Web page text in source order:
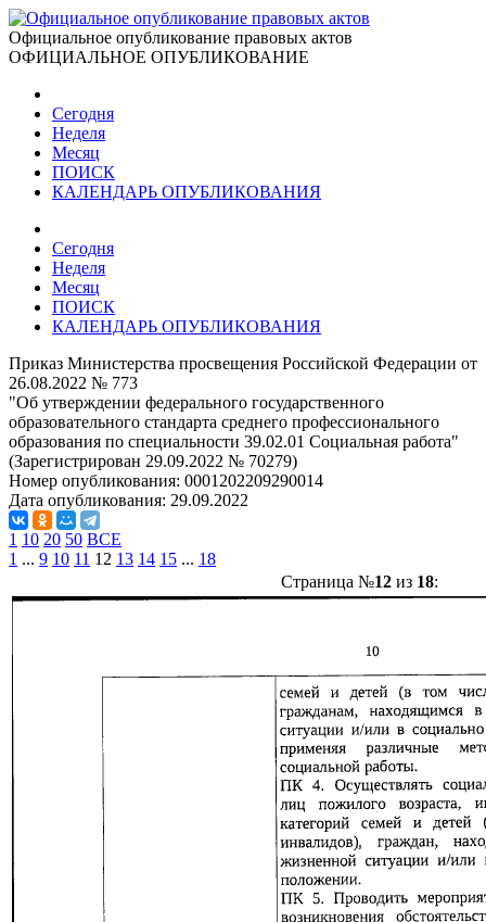
Официальное опубликование правовых актов
ОФИЦИАЛЬНОЕ ОПУБЛИКОВАНИЕ
Сегодня
Неделя
Месяц
ПОИСК
КАЛЕНДАРЬ ОПУБЛИКОВАНИЯ
Сегодня
Неделя
Месяц
ПОИСК
КАЛЕНДАРЬ ОПУБЛИКОВАНИЯ
Приказ Министерства просвещения Российской Федерации от
26.08.2022 № 773
"Об утверждении федерального государственного
образовательного стандарта среднего профессионального
образования по специальности 39.02.01 Социальная работа"
(Зарегистрирован 29.09.2022 № 70279)
Номер опубликования: 0001202209290014
Дата опубликования: 29.09.2022
1 10 20 50 ВСЕ
1 ... 9 10 11 12 13 14 15 ... 18
Страница №12из 18: